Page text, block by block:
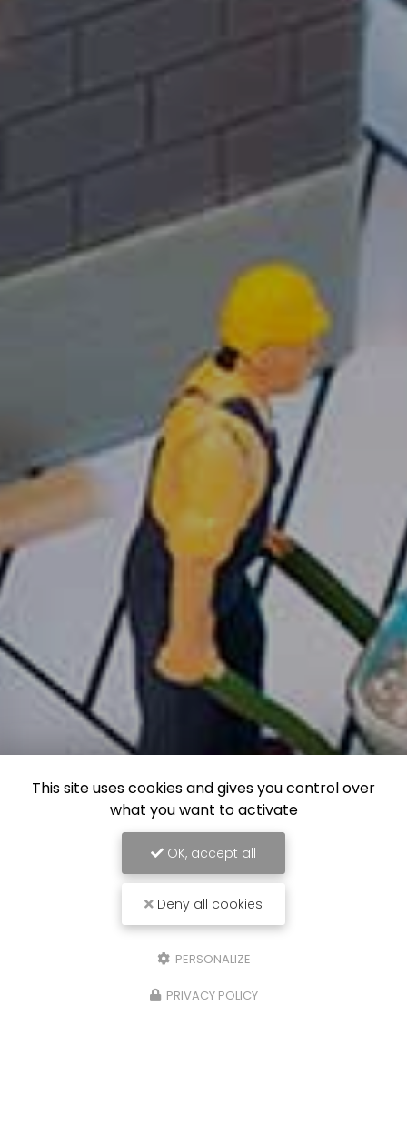
This site uses cookies and gives you control over
what you want to activate
OK, accept all
Deny all cookies
PERSONALIZE
PRIVACY POLICY